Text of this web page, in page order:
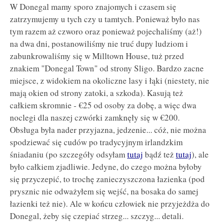
W Donegal mamy sporo znajomych i czasem się
zatrzymujemy u tych czy u tamtych. Ponieważ było nas
tym razem aż czworo oraz ponieważ pojechaliśmy (aż!)
na dwa dni, postanowiliśmy nie truć dupy ludziom i
zabunkrowaliśmy się w Milltown House, tuż przed
znakiem "Donegal Town" od strony Sligo. Bardzo zacne
miejsce, z widokiem na okoliczne lasy i łąki (niestety, nie
mają okien od strony zatoki, a szkoda). Kasują też
całkiem skromnie - €25 od osoby za dobę, a więc dwa
noclegi dla naszej czwórki zamknęły się w €200.
Obsługa była nader przyjazna, jedzenie... cóż, nie można
spodziewać się cudów po tradycyjnym irlandzkim
śniadaniu (po szczegóły odsyłamtutaj bądź też tutaj), ale
było całkiem zjadliwie. Jedyne, do czego można byłoby
się przyczepić, to trochę zanieczyszczona łazienka (pod
prysznic nie odważyłem się wejść, na bosaka do samej
łazienki też nie). Ale w końcu człowiek nie przyjeżdża do
Donegal, żeby się czepiać strzeg... szczyg... detali.